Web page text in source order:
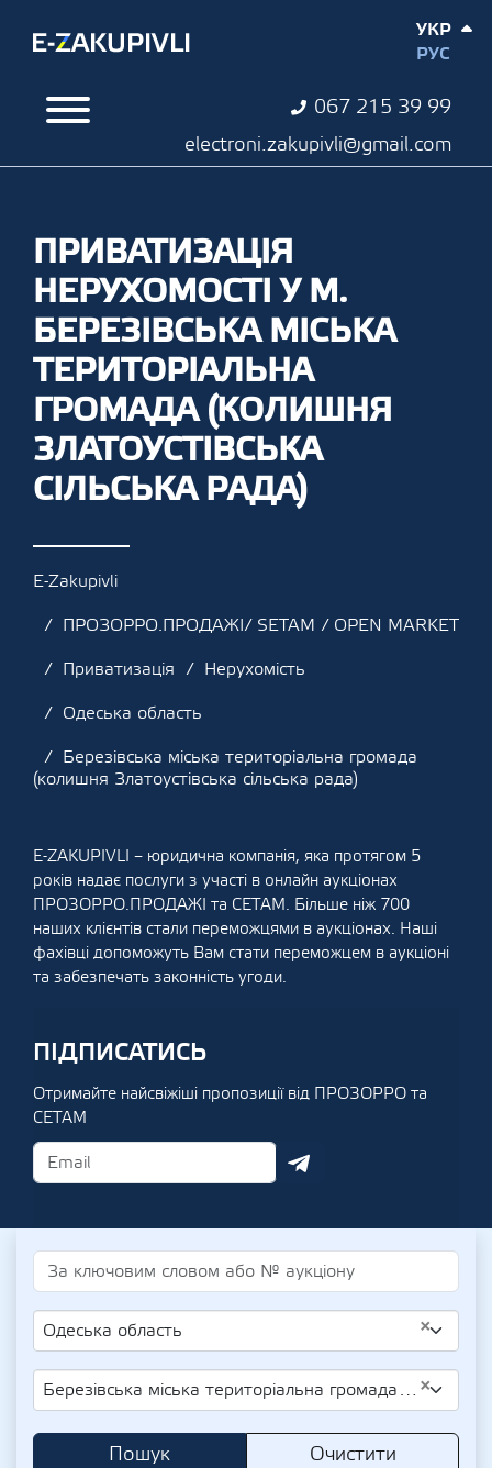
067 215 39 99
electroni.zakupivli@gmail.com
УКР
РУС
ПРИВАТИЗАЦІЯ
НЕРУХОМОСТІ У М.
БЕРЕЗІВСЬКА МІСЬКА
ТЕРИТОРІАЛЬНА
ГРОМАДА (КОЛИШНЯ
ЗЛАТОУСТІВСЬКА
СІЛЬСЬКА РАДА)
E-Zakupivli
ПРОЗОРРО.ПРОДАЖІ/ SETAM / OPEN MARKET
Приватизація
Нерухомість
Одеська область
Березівська міська територіальна громада
(колишня Златоустівська сільська рада)
E-ZAKUPIVLI – юридична компанія, яка протягом 5
років надає послуги з участі в онлайн аукціонах
ПРОЗОРРО.ПРОДАЖІ та СЕТАМ. Більше ніж 700
наших клієнтів стали переможцями в аукціонах. Наші
фахівці допоможуть Вам стати переможцем в аукціоні
та забезпечать законність угоди.
ПІДПИСАТИСЬ
Отримайте найсвіжіші пропозиції від ПРОЗОРРО та
СЕТАМ
×
Одеська область
×
Березівська міська територіальна громада (колишня Златоустівська сільська рада)
Пошук Очистити